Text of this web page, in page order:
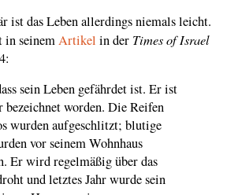
ist das Leben allerdings niemals leicht.
in seinemArtikel in der Times of Israel
sein Leben gefährdet ist. Er ist
bezeichnet worden. Die Reifen
wurden aufgeschlitzt; blutige
vor seinem Wohnhaus
Er wird regelmäßig über das
und letztes Jahr wurde sein